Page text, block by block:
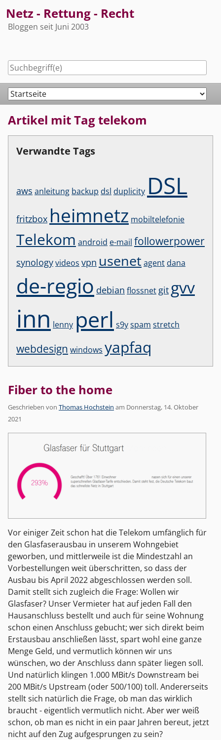
to
content
Netz - Rettung - Recht
Bloggen seit Juni 2003
Navigation
Artikel mit Tag telekom
Verwandte Tags
aws anleitung backup dsl duplicity DSL
fritzbox heimnetz mobiltelefonie
Telekom android e-mail followerpower
synologyvideos vpn usenet agent dana
de-regio debian flossnet git gvv
inn lenny perl s9yspam stretch
webdesign windows yapfaq
Fiber to the home
Geschrieben von Thomas Hochstein am Donnerstag, 14. Oktober
2021
Vor einiger Zeit schon hat die Telekom umfänglich für
den Glasfaserausbau in unserem Wohngebiet
geworben, und mittlerweile ist die Mindestzahl an
Vorbestellungen weit überschritten, so dass der
Ausbau bis April 2022 abgeschlossen werden soll.
Damit stellt sich zugleich die Frage: Wollen wir
Glasfaser? Unser Vermieter hat auf jeden Fall den
Hausanschluss bestellt und auch für seine Wohnung
schon einen Anschluss gebucht; wer sich direkt beim
Erstausbau anschließen lässt, spart wohl eine ganze
Menge Geld, und vermutlich können wir uns
wünschen, wo der Anschluss dann später liegen soll.
Und natürlich klingen 1.000 MBit/s Downstream bei
200 MBit/s Upstream (oder 500/100) toll. Andererseits
stellt sich natürlich die Frage, ob man das wirklich
braucht - eigentlich vermutlich nicht. Aber wer weiß
schon, ob man es nicht in ein paar Jahren bereut, jetzt
nicht auf den Zug aufgesprungen zu sein?